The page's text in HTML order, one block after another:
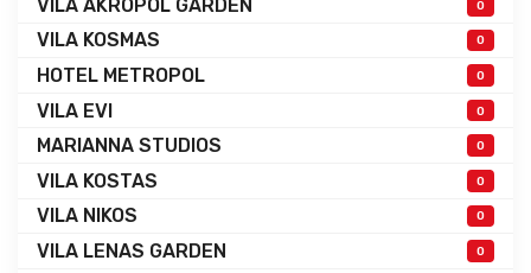
VILA AKROPOL GARDEN 0
VILA KOSMAS 0
HOTEL METROPOL 0
VILA EVI 0
MARIANNA STUDIOS 0
VILA KOSTAS 0
VILA NIKOS 0
VILA LENAS GARDEN 0